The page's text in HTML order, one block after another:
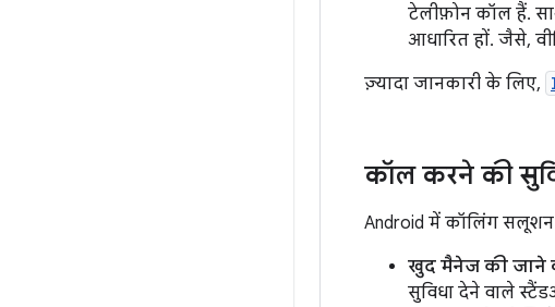
टेलीफ़ोन कॉल हैं.
आधारित हों. जैसे,
ज़्यादा जानकारी के लिए,
कॉल करने की
Android में कॉलिंग
खुद मैनेज की जाने
सुविधा देने वाले